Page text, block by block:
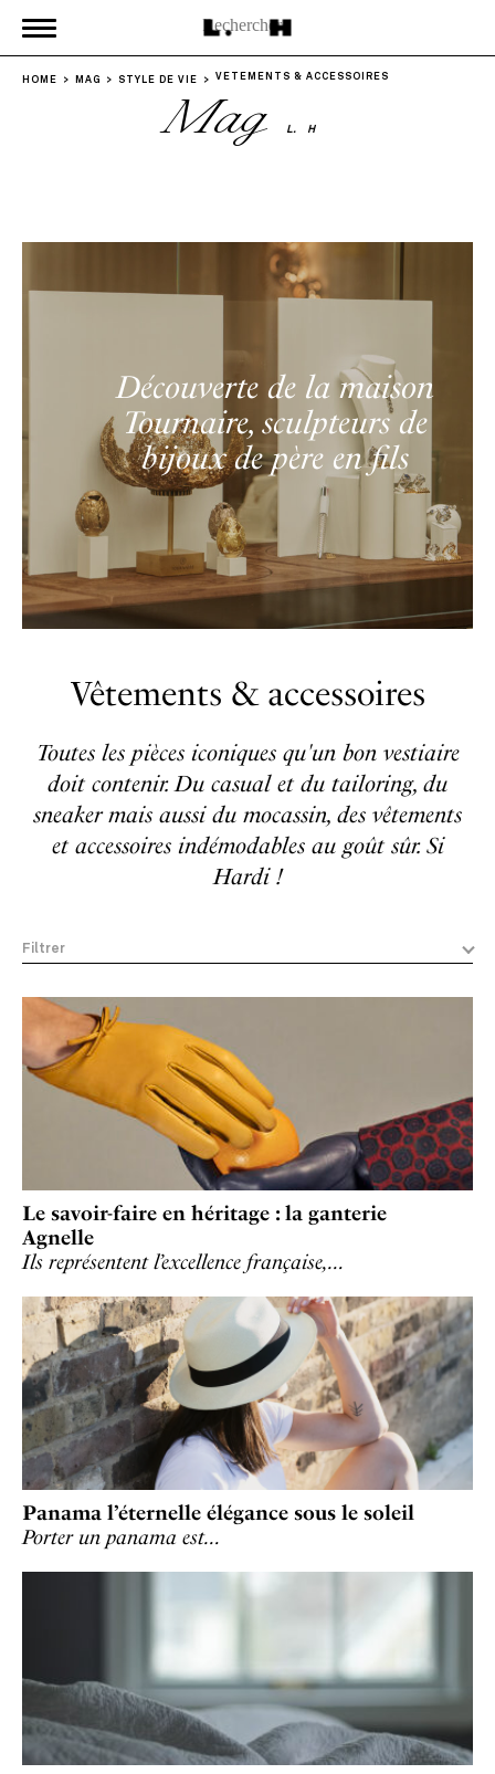
HOME MAG STYLE DE VIE VÊTEMENTS & ACCESSOIRES
Mag L. H
Découverte de la maison
Tournaire, sculpteurs de
bijoux de père en fils
Vêtements & accessoires
Toutes les pièces iconiques qu'un bon vestiaire
doit contenir. Du casual et du tailoring, du
sneaker mais aussi du mocassin, des vêtements
et accessoires indémodables au goût sûr. Si
Hardi !
Filtrer
Le savoir-faire en héritage : la ganterie
Agnelle
Ils représentent l’excellence française,…
Panama l’éternelle élégance sous le soleil
Porter un panama est…